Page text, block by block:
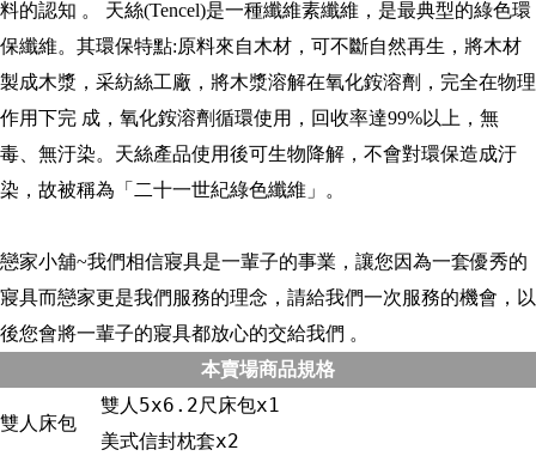
料的認知 。 天絲(Tencel)是一種纖維素纖維，是最典型的綠色環
保纖維。其環保特點:原料來自木材，可不斷自然再生，將木材
製成木漿，采紡絲工廠，將木漿溶解在氧化銨溶劑，完全在物理
作用下完 成，氧化銨溶劑循環使用，回收率達99%以上，無
毒、無汙染。天絲產品使用後可生物降解，不會對環保造成汙
染，故被稱為「二十一世紀綠色纖維」。
戀家小舖~我們相信寢具是一輩子的事業，讓您因為一套優秀的
寢具而戀家更是我們服務的理念，請給我們一次服務的機會，以
後您會將一輩子的寢具都放心的交給我們 。
本賣場商品規格
雙人床包
雙人5x6.2尺床包x1
美式信封枕套x2